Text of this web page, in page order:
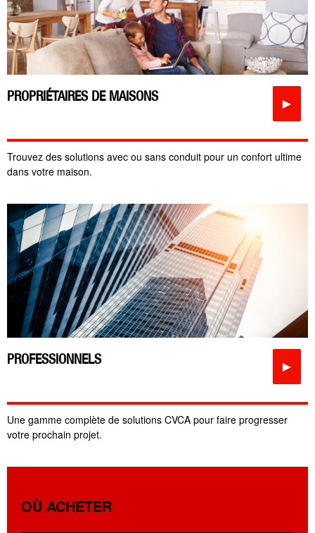
PROPRIÉTAIRES DE MAISONS ►
Trouvez des solutions avec ou sans conduit pour un confort ultime
dans votre maison.
PROFESSIONNELS ►
Une gamme complète de solutions CVCA pour faire progresser
votre prochain projet.
OÙ ACHETER